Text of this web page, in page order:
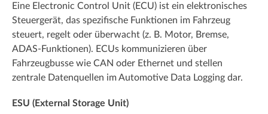
Eine Electronic Control Unit (ECU) ist ein elektronisches
Steuergerät, das spezifische Funktionen im Fahrzeug
steuert, regelt oder überwacht (z. B. Motor, Bremse,
ADAS-Funktionen). ECUs kommunizieren über
Fahrzeugbusse wie CAN oder Ethernet und stellen
zentrale Datenquellen im Automotive Data Logging dar.
ESU (External Storage Unit)